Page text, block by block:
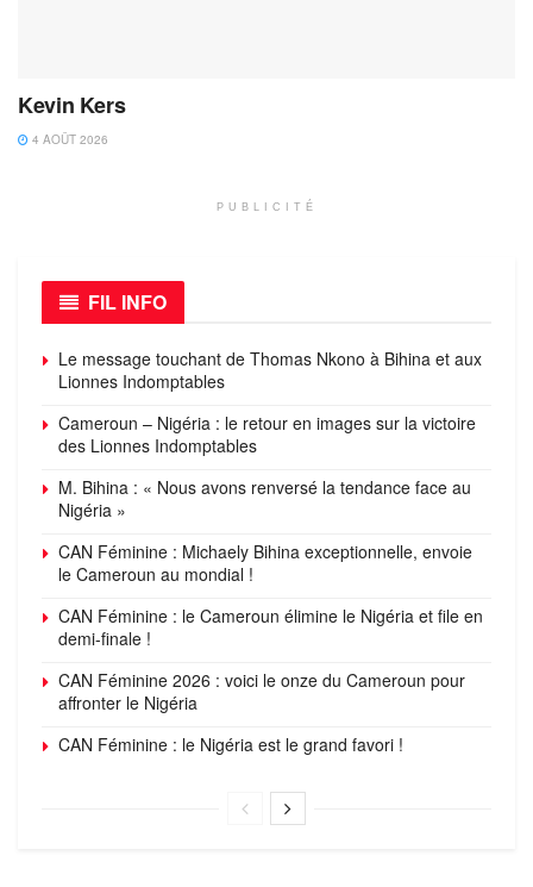
Kevin Kers
4 AOÛT 2026
PUBLICITÉ
FIL INFO
Le message touchant de Thomas Nkono à Bihina et aux
Lionnes Indomptables
Cameroun – Nigéria : le retour en images sur la victoire
des Lionnes Indomptables
M. Bihina : « Nous avons renversé la tendance face au
Nigéria »
CAN Féminine : Michaely Bihina exceptionnelle, envoie
le Cameroun au mondial !
CAN Féminine : le Cameroun élimine le Nigéria et file en
demi-finale !
CAN Féminine 2026 : voici le onze du Cameroun pour
affronter le Nigéria
CAN Féminine : le Nigéria est le grand favori !